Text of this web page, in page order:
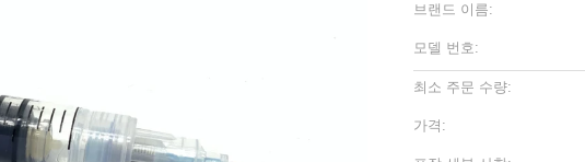
브랜드 이름:
모델 번호:
최소 주문 수량:
가격: